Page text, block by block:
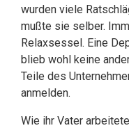
wurden viele
mußte sie selber.
Relaxsessel. Eine
blieb wohl keine
Teile des
anmelden.
Wie ihr Vater